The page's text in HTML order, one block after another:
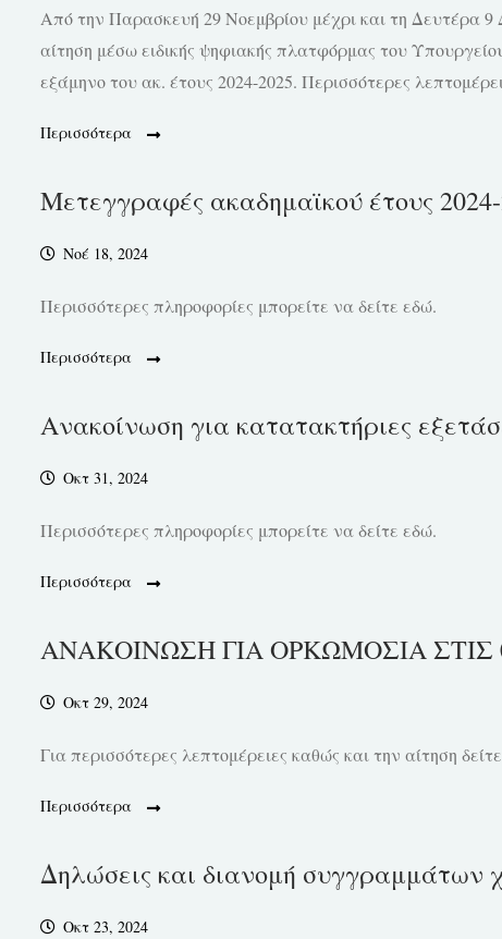
Από την Παρασκευή 29 Νοεμβρίου μέχρι και τη Δευτέρα 9
αίτηση μέσω ειδικής ψηφιακής πλατφόρμας του
εξάμηνο του ακ. έτους 2024-2025. Περισσότερες
Περισσότερα
Μετεγγραφές ακαδημαϊκού έτους
Νοέ 18, 2024
Περισσότερες πληροφορίες μπορείτε να δείτε εδώ.
Περισσότερα
Ανακοίνωση για κατατακτήριες
Οκτ 31, 2024
Περισσότερες πληροφορίες μπορείτε να δείτε εδώ.
Περισσότερα
ΑΝΑΚΟΙΝΩΣΗ ΓΙΑ ΟΡΚΩΜΟΣΙΑ ΣΤΙΣ
Οκτ 29, 2024
Για περισσότερες λεπτομέρειες καθώς και την αίτηση
Περισσότερα
Δηλώσεις και διανομή συγγραμμάτων
Οκτ 23, 2024